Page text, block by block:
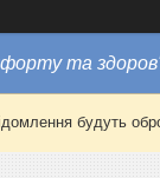
та
будуть